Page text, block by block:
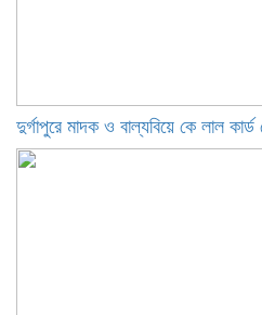
দুর্গাপুরে মাদক ও বাল্যবিয়ে কে লাল কার্ড